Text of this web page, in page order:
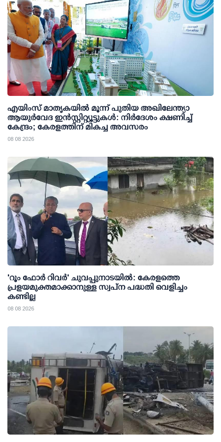
എയിംസ് മാതൃകയില്‍ മൂന്ന് പുതിയ അഖിലേന്ത്യാ
ആയുര്‍വേദ ഇന്‍സ്റ്റിറ്റ്യൂട്ടുകള്‍: നിര്‍ദേശം ക്ഷണിച്ച്
കേന്ദ്രം; കേരളത്തിന് മികച്ച അവസരം
08 08 2026
'റൂം ഫോര്‍ റിവര്‍' ചുവപ്പുനാടയില്‍: കേരളത്തെ
പ്രളയമുക്തമാക്കാനുള്ള സ്വപ്ന പദ്ധതി വെളിച്ചം
കണ്ടില്ല
08 08 2026